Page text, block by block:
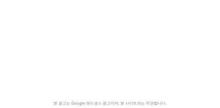
본 광고는 Google 애드센스 광고이며, 본 사이트와는 무관합니다.